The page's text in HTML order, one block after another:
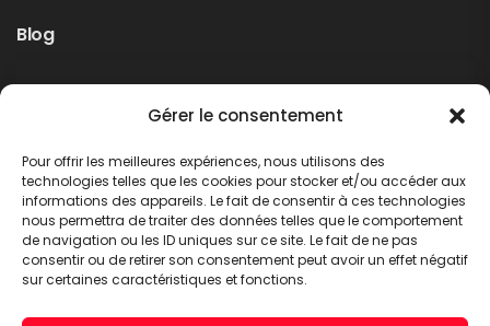
Gérer le consentement
Pour offrir les meilleures expériences, nous utilisons des
technologies telles que les cookies pour stocker et/ou accéder aux
informations des appareils. Le fait de consentir à ces technologies
nous permettra de traiter des données telles que le comportement
de navigation ou les ID uniques sur ce site. Le fait de ne pas
consentir ou de retirer son consentement peut avoir un effet négatif
sur certaines caractéristiques et fonctions.
Blog
Non classé
LIRE PLUS